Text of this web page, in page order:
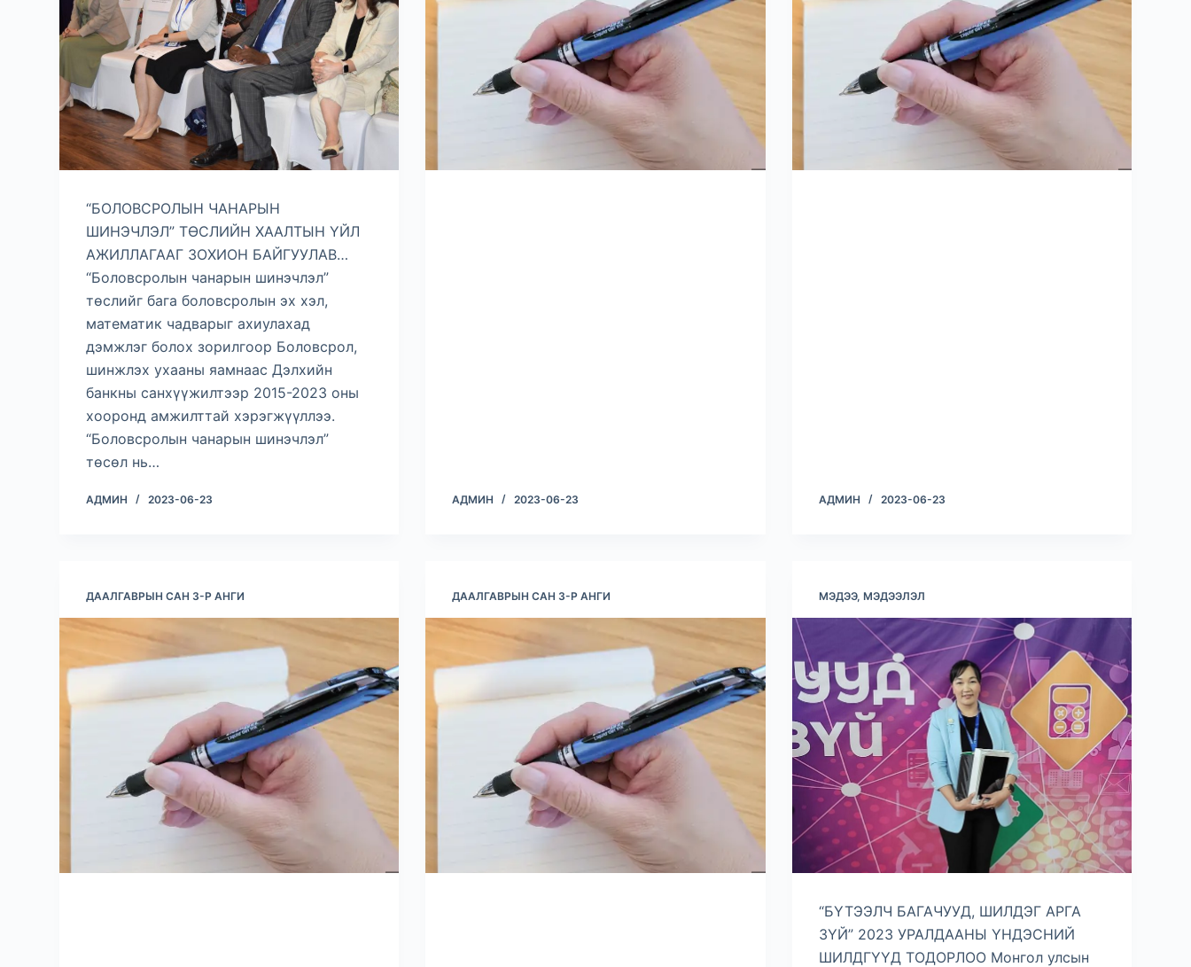
“БОЛОВСРОЛЫН ЧАНАРЫН
ШИНЭЧЛЭЛ” ТӨСЛИЙН ХААЛТЫН ҮЙЛ
АЖИЛЛАГААГ ЗОХИОН БАЙГУУЛАВ…
“Боловсролын чанарын шинэчлэл”
төслийг бага боловсролын эх хэл,
математик чадварыг ахиулахад
дэмжлэг болох зорилгоор Боловсрол,
шинжлэх ухааны яамнаас Дэлхийн
банкны санхүүжилтээр 2015-2023 оны
хооронд амжилттай хэрэгжүүллээ.
“Боловсролын чанарын шинэчлэл”
төсөл нь…
АДМИН 2023-06-23 АДМИН 2023-06-23 АДМИН 2023-06-23
ДААЛГАВРЫН САН 3-Р АНГИ ДААЛГАВРЫН САН 3-Р АНГИ МЭДЭЭ, МЭДЭЭЛЭЛ
“БҮТЭЭЛЧ БАГАЧУУД, ШИЛДЭГ АРГА
ЗҮЙ” 2023 УРАЛДААНЫ ҮНДЭСНИЙ
ШИЛДГҮҮД ТОДОРЛОО Монгол улсын